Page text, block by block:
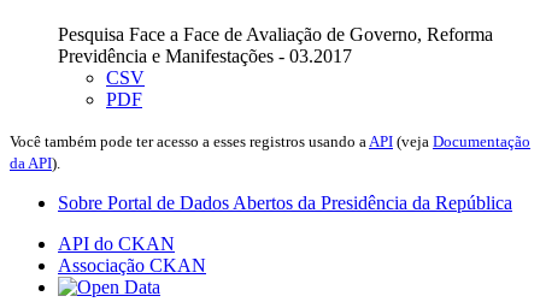
Pesquisa Face a Face de Avaliação de Governo, Reforma
Previdência e Manifestações - 03.2017
CSV
PDF
Você também pode ter acesso a esses registros usando a API (veja Documentação
da API).
Sobre Portal de Dados Abertos da Presidência da República
API do CKAN
Associação CKAN